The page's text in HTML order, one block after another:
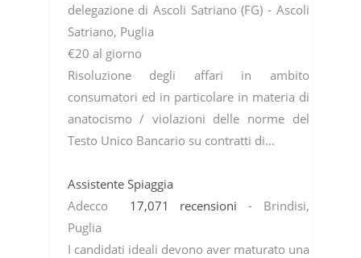
delegazione di Ascoli Satriano (FG) - Ascoli
Satriano, Puglia
€20 al giorno
Risoluzione degli affari in ambito
consumatori ed in particolare in materia di
anatocismo / violazioni delle norme del
Testo Unico Bancario su contratti di…
Assistente Spiaggia
Adecco 17,071 recensioni - Brindisi,
Puglia
I candidati ideali devono aver maturato una